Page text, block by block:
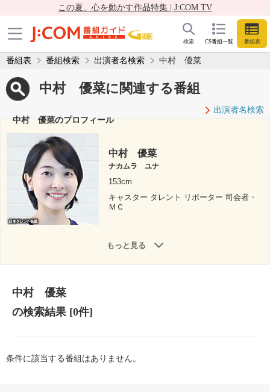
この夏、心を動かす作品特集 | J:COM TV
CS番組一覧 番組表
検索
番組表 番組検索 出演者名検索 中村 優菜
中村 優菜に関連する番組
出演者名検索
中村 優菜のプロフィール
中村 優菜
ナカムラ ユナ
153cm
キャスター タレント リポーター 司会者・
ＭＣ
もっと見る
中村 優菜
の検索結果[0件]
条件に該当する番組はありません。